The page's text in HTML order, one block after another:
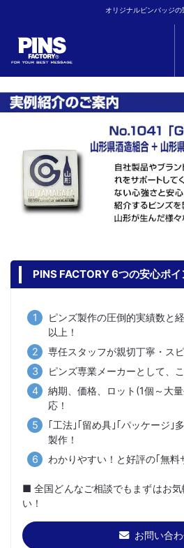
オリジナルピンバッジ
PINS FACTORY 6つの安心ポイ
ピンズ製作の圧倒的実績数と
以上！
専任スタッフが親切丁寧・ス
ピンズ専業メーカーとして、
納期、価格、ロット(1個～大
応！
｢工法｣｢留め具｣｢パッケージ｣
製作！
わかりやすい！と好評の｢無料
■ 全国どんなご相談でもまずはお気
い！
お問い合